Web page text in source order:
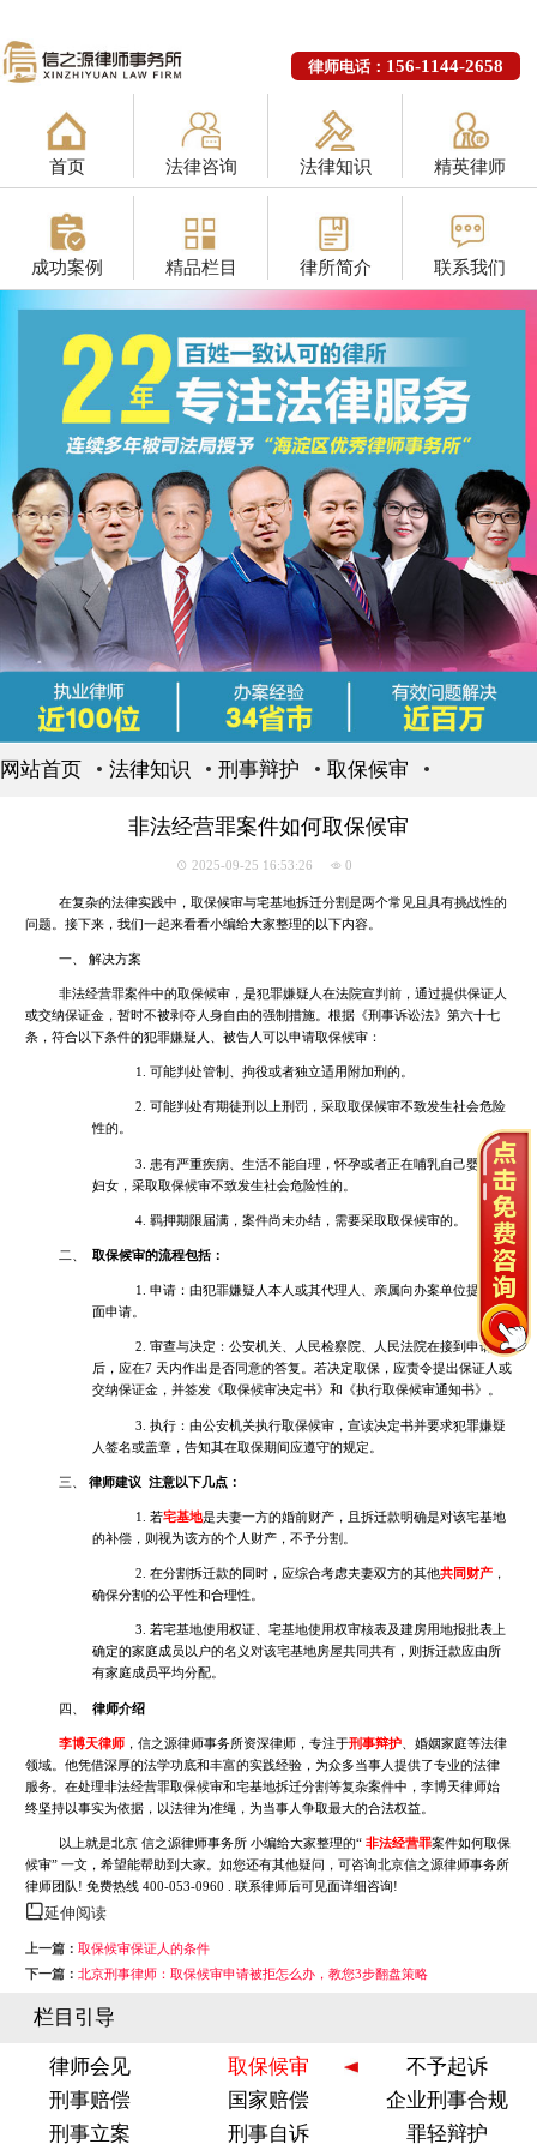
律师电话： 156-1144-2658
首页 法律咨询 法律知识 精英律师
成功案例 精品栏目 律所简介 联系我们
网站首页 法律知识 刑事辩护 取保候审
非法经营罪案件如何取保候审
2025-09-25 16:53:26 0
在复杂的法律实践中，取保候审与宅基地拆迁分割是两个常见且具有挑战性的
问题。接下来，我们一起来看看小编给大家整理的以下内容。
一、 解决方案
非法经营罪案件中的取保候审，是犯罪嫌疑人在法院宣判前，通过提供保证人
或交纳保证金，暂时不被剥夺人身自由的强制措施。根据《刑事诉讼法》第六十七
条，符合以下条件的犯罪嫌疑人、被告人可以申请取保候审：
1. 可能判处管制、拘役或者独立适用附加刑的。
2. 可能判处有期徒刑以上刑罚，采取取保候审不致发生社会危险
性的。
3. 患有严重疾病、生活不能自理，怀孕或者正在哺乳自己婴儿的
妇女，采取取保候审不致发生社会危险性的。
4. 羁押期限届满，案件尚未办结，需要采取取保候审的。
二、 取保候审的流程包括：
1. 申请：由犯罪嫌疑人本人或其代理人、亲属向办案单位提出书
面申请。
2. 审查与决定：公安机关、人民检察院、人民法院在接到申请
后，应在7 天内作出是否同意的答复。若决定取保，应责令提出保证人或
交纳保证金，并签发《取保候审决定书》和《执行取保候审通知书》。
3. 执行：由公安机关执行取保候审，宣读决定书并要求犯罪嫌疑
人签名或盖章，告知其在取保期间应遵守的规定。
三、 律师建议 注意以下几点：
1. 若宅基地是夫妻一方的婚前财产，且拆迁款明确是对该宅基地
的补偿，则视为该方的个人财产，不予分割。
2. 在分割拆迁款的同时，应综合考虑夫妻双方的其他共同财产 ，
确保分割的公平性和合理性。
3. 若宅基地使用权证、宅基地使用权审核表及建房用地报批表上
确定的家庭成员以户的名义对该宅基地房屋共同共有，则拆迁款应由所
有家庭成员平均分配。
四、 律师介绍
李博天律师 ，信之源律师事务所资深律师，专注于刑事辩护 、婚姻家庭等法律
领域。他凭借深厚的法学功底和丰富的实践经验，为众多当事人提供了专业的法律
服务。在处理非法经营罪取保候审和宅基地拆迁分割等复杂案件中，李博天律师始
终坚持以事实为依据，以法律为准绳，为当事人争取最大的合法权益。
以上就是北京 信之源律师事务所 小编给大家整理的“ 非法经营罪案件如何取保
候审” 一文，希望能帮助到大家。如您还有其他疑问，可咨询北京信之源律师事务所
律师团队! 免费热线 400-053-0960 . 联系律师后可见面详细咨询!
延伸阅读
上一篇： 取保候审保证人的条件
下一篇： 北京刑事律师：取保候审申请被拒怎么办，教您3步翻盘策略
栏目引导
律师会见 取保候审
不予起诉
刑事赔偿
国家赔偿
企业刑事合规
刑事立案
刑事自诉 罪轻辩护